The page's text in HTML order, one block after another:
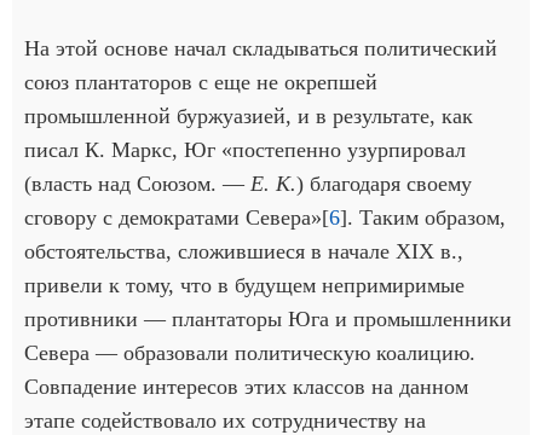
На этой основе начал складываться политический
союз плантаторов с еще не окрепшей
промышленной буржуазией, и в результате, как
писал К. Маркс, Юг «постепенно узурпировал
(власть над Союзом. — Е. К.) благодаря своему
сговору с демократами Севера»[6]. Таким образом,
обстоятельства, сложившиеся в начале XIX в.,
привели к тому, что в будущем непримиримые
противники — плантаторы Юга и промышленники
Севера — образовали политическую коалицию.
Совпадение интересов этих классов на данном
этапе содействовало их сотрудничеству на